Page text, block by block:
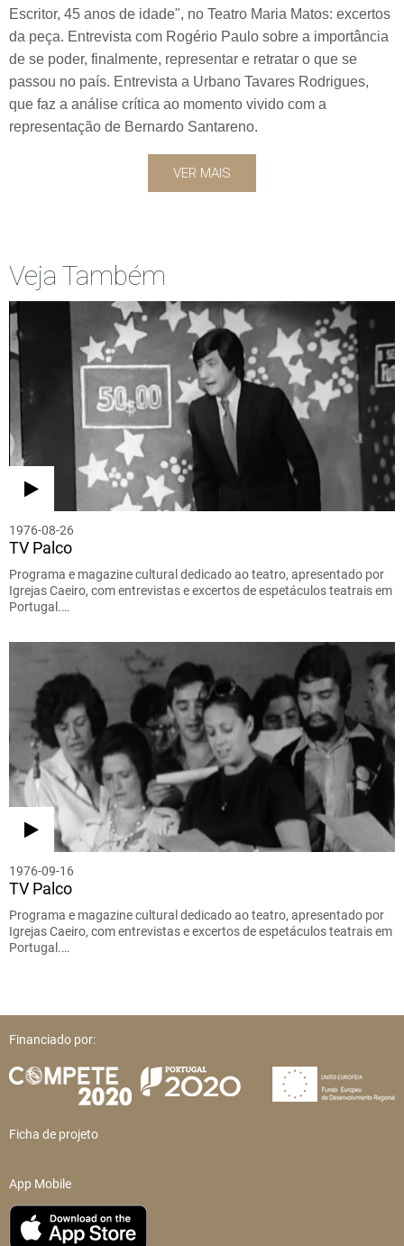
Escritor, 45 anos de idade", no Teatro Maria Matos: excertos
da peça. Entrevista com Rogério Paulo sobre a importância
de se poder, finalmente, representar e retratar o que se
passou no país. Entrevista a Urbano Tavares Rodrigues,
que faz a análise crítica ao momento vivido com a
representação de Bernardo Santareno.
VER MAIS
Veja Também
1976-08-26
TV Palco
Programa e magazine cultural dedicado ao teatro, apresentado por
Igrejas Caeiro, com entrevistas e excertos de espetáculos teatrais em
Portugal.…
1976-09-16
TV Palco
Programa e magazine cultural dedicado ao teatro, apresentado por
Igrejas Caeiro, com entrevistas e excertos de espetáculos teatrais em
Portugal.…
Financiado por:
Ficha de projeto
App Mobile